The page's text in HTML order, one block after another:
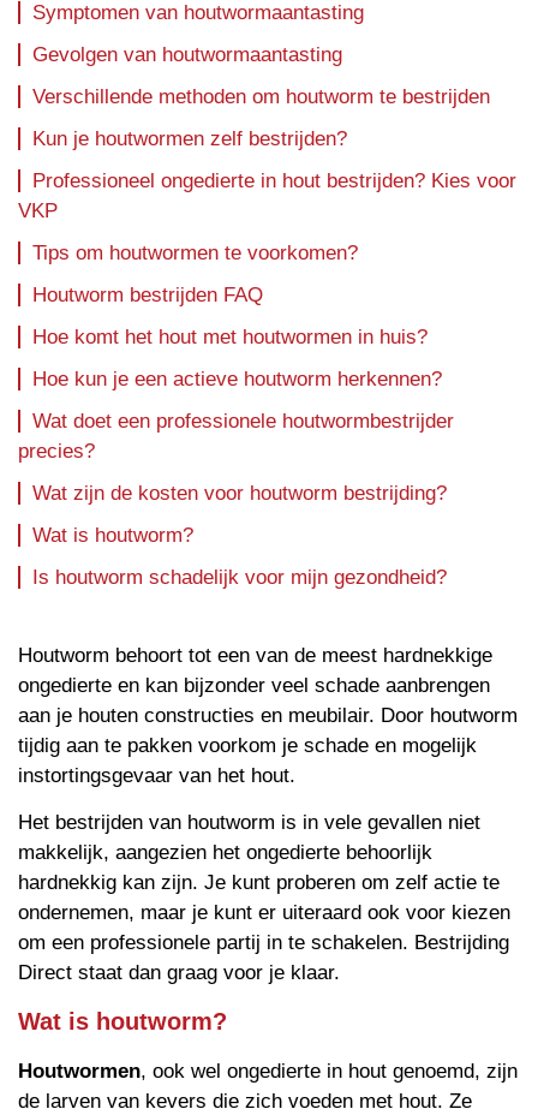
Symptomen van houtwormaantasting
Gevolgen van houtwormaantasting
Verschillende methoden om houtworm te bestrijden
Kun je houtwormen zelf bestrijden?
Professioneel ongedierte in hout bestrijden? Kies voor
VKP
Tips om houtwormen te voorkomen?
Houtworm bestrijden FAQ
Hoe komt het hout met houtwormen in huis?
Hoe kun je een actieve houtworm herkennen?
Wat doet een professionele houtwormbestrijder
precies?
Wat zijn de kosten voor houtworm bestrijding?​
Wat is houtworm?
Is houtworm schadelijk voor mijn gezondheid?
Houtworm behoort tot een van de meest hardnekkige
ongedierte en kan bijzonder veel schade aanbrengen
aan je houten constructies en meubilair. Door houtworm
tijdig aan te pakken voorkom je schade en mogelijk
instortingsgevaar van het hout.
Het bestrijden van houtworm is in vele gevallen niet
makkelijk, aangezien het ongedierte behoorlijk
hardnekkig kan zijn. Je kunt proberen om zelf actie te
ondernemen, maar je kunt er uiteraard ook voor kiezen
om een professionele partij in te schakelen. Bestrijding
Direct staat dan graag voor je klaar.
Wat is houtworm?
Houtwormen, ook wel ongedierte in hout genoemd, zijn
de larven van kevers die zich voeden met hout. Ze